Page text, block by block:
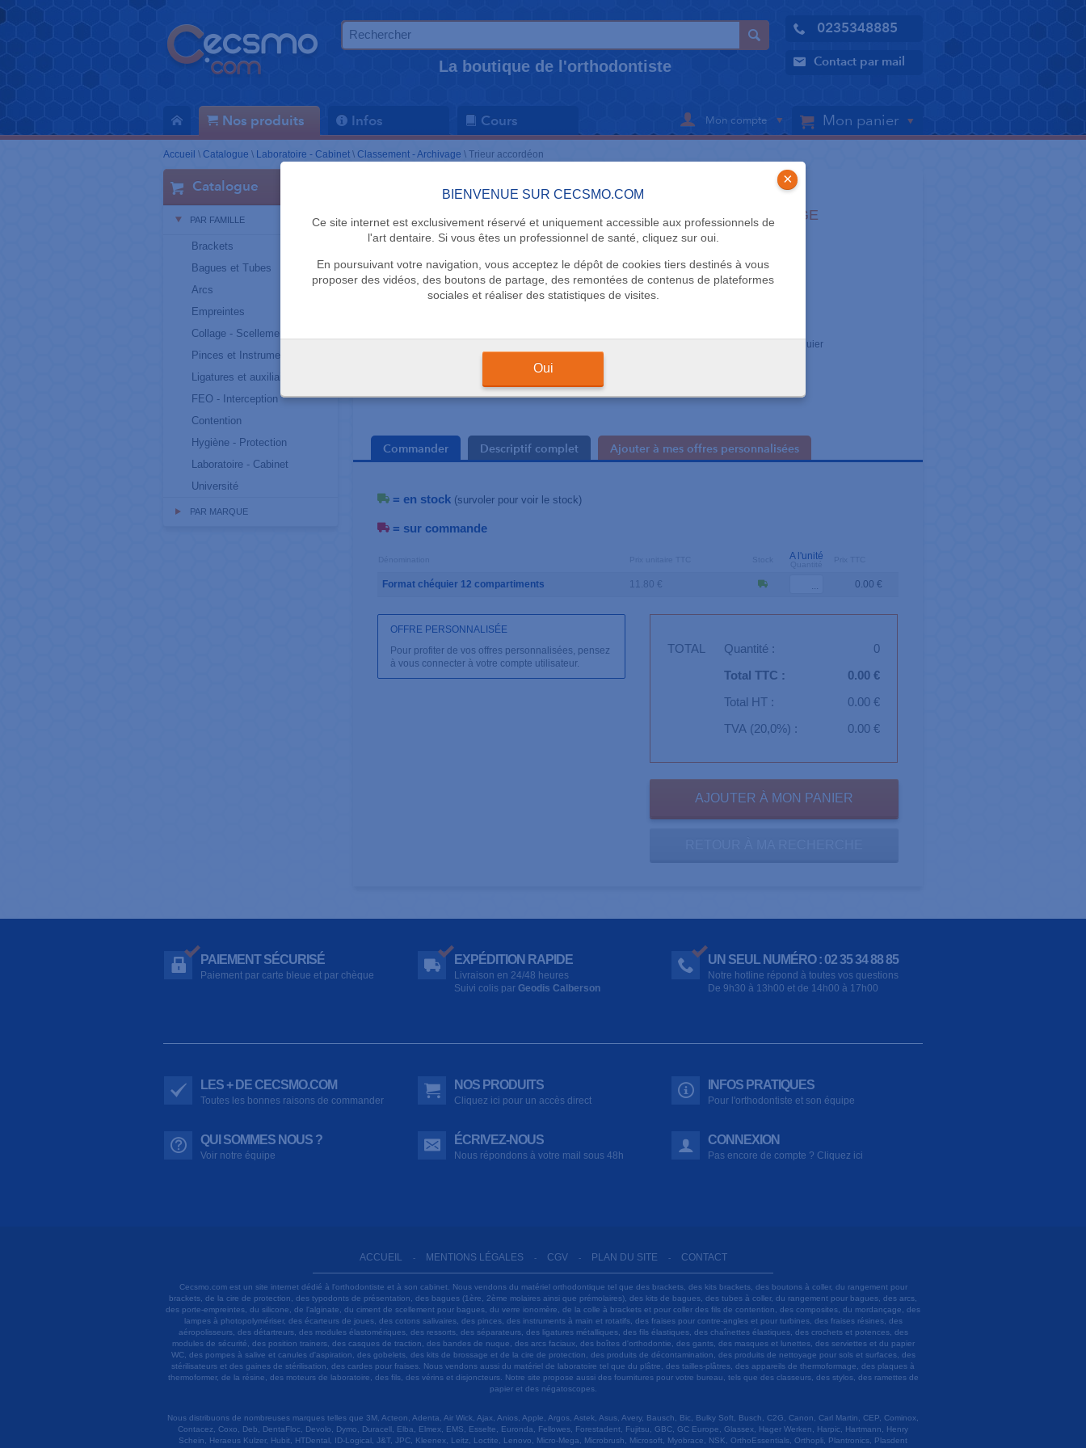
La boutique de l'orthodontiste
0235348885
Contact par mail
Nos produits Infos Cours Mon compte Mon panier
BIENVENUE SUR CECSMO.COM
Ce site internet est exclusivement réservé et uniquement accessible aux professionnels de
l'art dentaire. Si vous êtes un professionnel de santé, cliquez sur oui.
En poursuivant votre navigation, vous acceptez le dépôt de cookies tiers destinés à vous
proposer des vidéos, des boutons de partage, des remontées de contenus de plateformes
sociales et réaliser des statistiques de visites.
×
Oui
Accueil \ Catalogue \ Laboratoire - Cabinet \ Classement - Archivage \ Trieur accordéon
Catalogue
PAR FAMILLE
Brackets
Bagues et Tubes
Arcs
Empreintes
Collage - Scellement
Pinces et Instruments
Ligatures et auxiliaires
FEO - Interception
Contention
Hygiène - Protection
Laboratoire - Cabinet
Université
PAR MARQUE
CLASSEMENT - ARCHIVAGE
Trieur accordéon
Viquel
9 en stock
+ Peu encombrant par son format chéquier
Commander Descriptif complet Ajouter à mes offres personnalisées
= en stock (survoler pour voir le stock)
= sur commande
A l'unité
Format chéquier 12 compartiments 11.80 € 0.00 €
OFFRE PERSONNALISÉE
Pour profiter de vos offres personnalisées, pensez
à vous connecter à votre compte utilisateur.
TOTAL Quantité :
0
Total TTC :
0.00 €
Total HT :
0.00 €
TVA (20,0%) :
0.00 €
PAIEMENT SÉCURISÉ
Paiement par carte bleue et par chèque
EXPÉDITION RAPIDE
Livraison en 24/48 heures
Suivi colis par Geodis Calberson
UN SEUL NUMÉRO : 02 35 34 88 85
Notre hotline répond à toutes vos questions
De 9h30 à 13h00 et de 14h00 à 17h00
LES + DE CECSMO.COM
Toutes les bonnes raisons de commander
NOS PRODUITS
Cliquez ici pour un accès direct
INFOS PRATIQUES
Pour l'orthodontiste et son équipe
QUI SOMMES NOUS ?
Voir notre équipe
ÉCRIVEZ-NOUS
Nous répondons à votre mail sous 48h
CONNEXION
Pas encore de compte ? Cliquez ici
ACCUEIL - MENTIONS LÉGALES - CGV - PLAN DU SITE - CONTACT
Cecsmo.com est un site internet dédié à l'orthodontiste et à son cabinet. Nous vendons du matériel orthodontique tel que des brackets, des kits brackets, des boutons à coller, du rangement pour
brackets, de la cire de protection, des typodonts de présentation, des bagues (1ère, 2ème molaires ainsi que prémolaires), des kits de bagues, des tubes à coller, du rangement pour bagues, des arcs,
des porte-empreintes, du silicone, de l'alginate, du ciment de scellement pour bagues, du verre ionomère, de la colle à brackets et pour coller des fils de contention, des composites, du mordançage, des
lampes à photopolymériser, des écarteurs de joues, des cotons salivaires, des pinces, des instruments à main et rotatifs, des fraises pour contre-angles et pour turbines, des fraises résines, des
aéropolisseurs, des détartreurs, des modules élastomériques, des ressorts, des séparateurs, des ligatures métalliques, des fils élastiques, des chaînettes élastiques, des crochets et potences, des
modules de sécurité, des position trainers, des casques de traction, des bandes de nuque, des arcs faciaux, des boîtes d'orthodontie, des gants, des masques et lunettes, des serviettes et du papier
WC, des pompes à salive et canules d'aspiration, des gobelets, des kits de brossage et de la cire de protection, des produits de décontamination, des produits de nettoyage pour sols et surfaces, des
stérilisateurs et des gaines de stérilisation, des cardes pour fraises. Nous vendons aussi du matériel de laboratoire tel que du plâtre, des tailles-plâtres, des appareils de thermoformage, des plaques à
thermoformer, de la résine, des moteurs de laboratoire, des fils, des vérins et disjoncteurs. Notre site propose aussi des fournitures pour votre bureau, tels que des classeurs, des stylos, des ramettes de
papier et des négatoscopes.
Nous distribuons de nombreuses marques telles que 3M, Acteon, Adenta, Air Wick, Ajax, Anios, Apple, Argos, Astek, Asus, Avery, Bausch, Bic, Bulky Soft, Busch, C2G, Canon, Carl Martin, CEP, Cominox,
Contacez, Coxo, Deb, DentaFloc, Devolo, Dymo, Duracell, Elba, Elmex, EMS, Esselte, Euronda, Fellowes, Forestadent, Fujitsu, GBC, GC Europe, Glassex, Hager Werken, Harpic, Hartmann, Henry
Schein, Heraeus Kulzer, Hubit, HTDental, ID-Logical, J&T, JPC, Kleenex, Leitz, Loctite, Lenovo, Micro-Mega, Microbrush, Microsoft, Myobrace, NSK, OrthoEssentials, Orthopli, Plantronics, Plasdent